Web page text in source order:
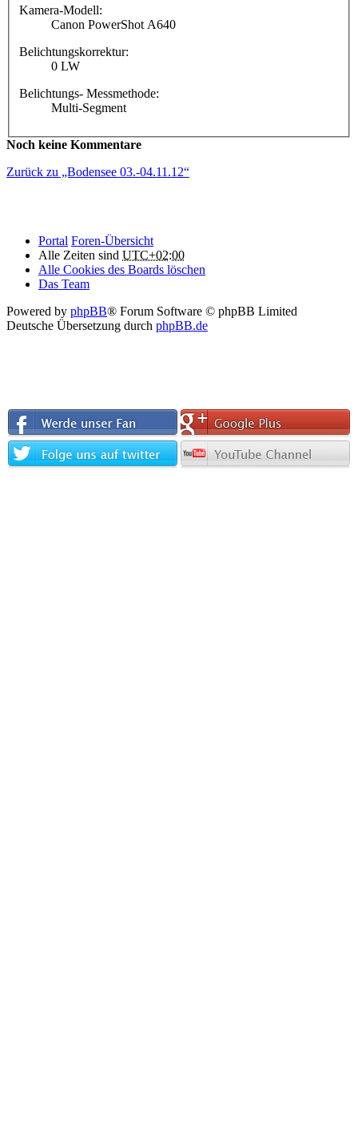
Kamera-Modell:
Canon PowerShot A640
Belichtungskorrektur:
0 LW
Belichtungs- Messmethode:
Multi-Segment
Noch keine Kommentare
Zurück zu „Bodensee 03.-04.11.12“
Portal Foren-Übersicht
Alle Zeiten sind UTC+02:00
Alle Cookies des Boards löschen
Das Team
Powered by phpBB® Forum Software © phpBB Limited
Deutsche Übersetzung durch phpBB.de